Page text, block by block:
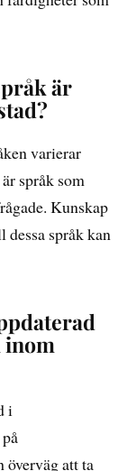
är
varierar
språk som
Kunskap
språk kan
inom
i
överväg att ta